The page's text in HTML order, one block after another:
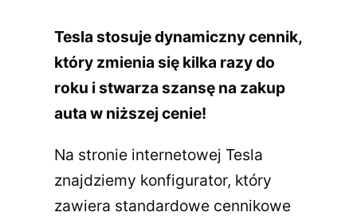
Tesla stosuje dynamiczny cennik,
który zmienia się kilka razy do
roku i stwarza szansę na zakup
auta w niższej cenie!
Na stronie internetowej Tesla
znajdziemy konfigurator, który
zawiera standardowe cennikowe